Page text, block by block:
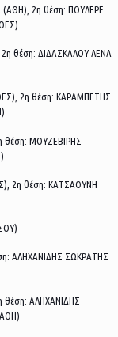
2η θέση: ΠΟΥΛΕΡΕ
θέση: ΔΙΔΑΣΚΑΛΟΥ ΛΕΝΑ
2η θέση: ΚΑΡΑΜΠΕΤΗΣ
θέση: ΜΟΥΖΕΒΙΡΗΣ
2η θέση: ΚΑΤΣΑΟΥΝΗ
ΑΛΗΧΑΝΙΔΗΣ ΣΩΚΡΑΤΗΣ
θέση: ΑΛΗΧΑΝΙΔΗΣ